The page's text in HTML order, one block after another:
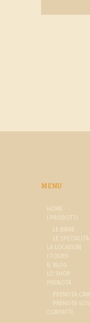
MENU
HOME
I PRODOTTI
LE BIRRE
LE SPECIALITÀ
LA LOCATION
I TOURS
IL BLOG
LO SHOP
PRENOTA
PRENOTA
PRENOTA
CONTATTI